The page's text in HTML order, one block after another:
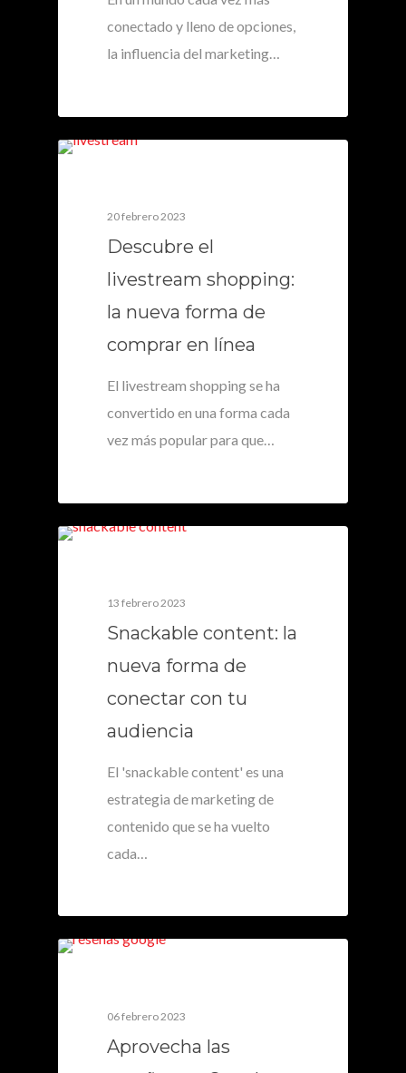
conectado y lleno de opciones,
la influencia del marketing…
20 febrero 2023
Descubre el
livestream shopping:
la nueva forma de
comprar en línea
El livestream shopping se ha
convertido en una forma cada
vez más popular para que…
13 febrero 2023
Snackable content: la
nueva forma de
conectar con tu
audiencia
El 'snackable content' es una
estrategia de marketing de
contenido que se ha vuelto
cada…
06 febrero 2023
Aprovecha las